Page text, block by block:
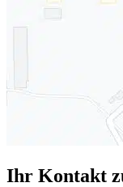
Ihr Kontakt